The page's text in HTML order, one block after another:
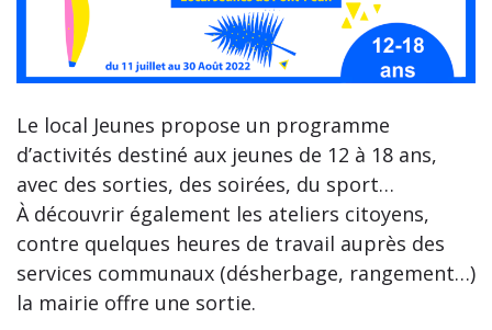
Le local Jeunes propose un programme
d’activités destiné aux jeunes de 12 à 18 ans,
avec des sorties, des soirées, du sport…
À découvrir également les ateliers citoyens,
contre quelques heures de travail auprès des
services communaux (désherbage, rangement…)
la mairie offre une sortie.